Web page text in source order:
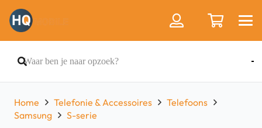
Home Telefonie & Accessoires
Telefoons
Samsung
S-serie